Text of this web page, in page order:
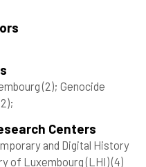
(2); Genocide
;
Centers
and Digital History
of Luxembourg (LHI)(4)